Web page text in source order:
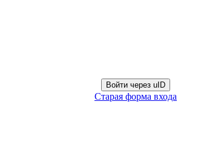
Войти через uID
Старая форма входа